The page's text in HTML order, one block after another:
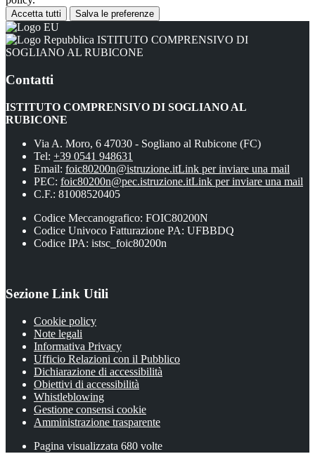
Accetta tutti Salva le preferenze
ISTITUTO COMPRENSIVO DI
SOGLIANO AL RUBICONE
Contatti
ISTITUTO COMPRENSIVO DI SOGLIANO AL
RUBICONE
Via A. Moro, 6 47030 - Sogliano al Rubicone (FC)
Tel: +39 0541 948631
Email: foic80200n@istruzione.itLink per inviare una mail
PEC: foic80200n@pec.istruzione.itLink per inviare una mail
C.F.: 81008520405
Codice Meccanografico: FOIC80200N
Codice Univoco Fatturazione PA: UFBBDQ
Codice IPA: istsc_foic80200n
Sezione Link Utili
Cookie policy
Note legali
Informativa Privacy
Ufficio Relazioni con il Pubblico
Dichiarazione di accessibilità
Obiettivi di accessibilità
Whistleblowing
Gestione consensi cookie
Amministrazione trasparente
Pagina visualizzata 680 volte